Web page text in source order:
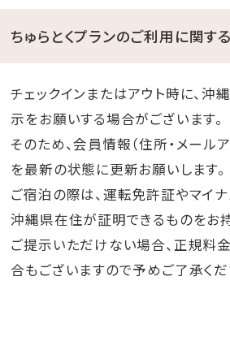
ちゅらとくプランのご利用に関す
チェックインまたはアウト時に、
示をお願いする場合がございます。
そのため、会員情報（住所・メール
を最新の状態に更新お願いします。
ご宿泊の際は、運転免許証やマイナ
沖縄県在住が証明できるものをお持
ご提示いただけない場合、正規料
合もございますので予めご了承くだ